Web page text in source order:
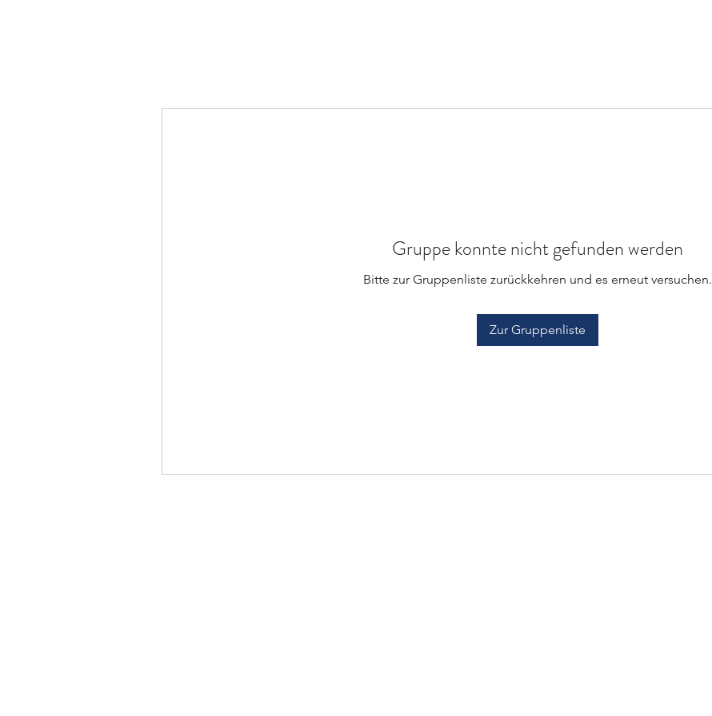
Gruppe konnte nicht gefunden werden
Bitte zur Gruppenliste zurückkehren und es erneut versuchen.
Zur Gruppenliste